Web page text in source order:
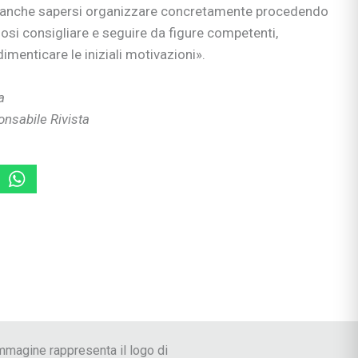
sapersi organizzare concretamente procedendo
consigliare e seguire da figure competenti,
le iniziali motivazioni».
Rivista